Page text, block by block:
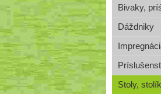
Bivaky,
Dáždniky
Stoly,